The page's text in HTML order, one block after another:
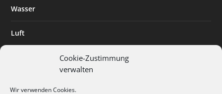
Cookie-Zustimmung
verwalten
Wir verwenden Cookies.
Wasser
Luft